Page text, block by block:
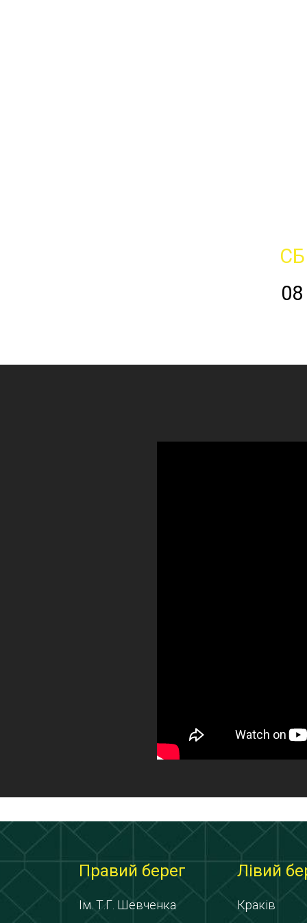
СБ
08
Правий берег
Ім. Т.Г. Шевченка
Лівий
Краків